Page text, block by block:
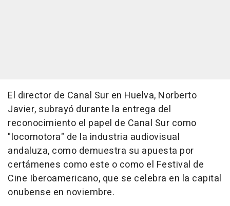
El director de Canal Sur en Huelva, Norberto
Javier, subrayó durante la entrega del
reconocimiento el papel de Canal Sur como
"locomotora" de la industria audiovisual
andaluza, como demuestra su apuesta por
certámenes como este o como el Festival de
Cine Iberoamericano, que se celebra en la capital
onubense en noviembre.